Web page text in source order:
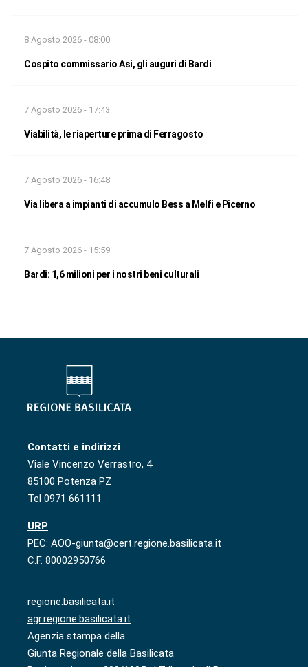
8 Agosto 2026 - 08:00
Cospito commissario Asi, gli auguri di Bardi
7 Agosto 2026 - 17:43
Viabilità, le riaperture prima di Ferragosto
7 Agosto 2026 - 16:48
Via libera a impianti di accumulo Bess a Melfi e Picerno
7 Agosto 2026 - 15:59
Bardi: 1,6 milioni per i nostri beni culturali
Contatti e indirizzi
Viale Vincenzo Verrastro, 4
85100 Potenza PZ
Tel 0971 661111
URP
PEC: AOO-giunta@cert.regione.basilicata.it
C.F. 80002950766
regione.basilicata.it
agr.regione.basilicata.it
Agenzia stampa della
Giunta Regionale della Basilicata